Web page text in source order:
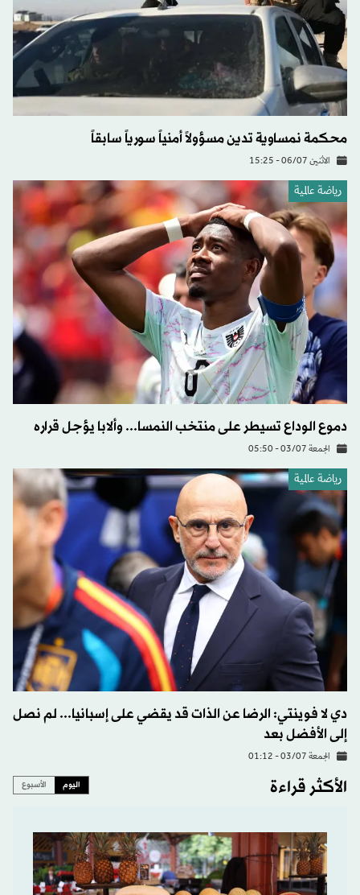
محكمة نمساوية تدين مسؤولاً أمنياً سورياً سابقاً
الاثنين 06/07 - 15:25
رياضة عالمية
دموع الوداع تسيطر على منتخب النمسا... وألابا يؤجل قراره
الجمعة 03/07 - 05:50
رياضة عالمية
دي لا فوينتي: الرضا عن الذات قد يقضي على إسبانيا... لم نصل
إلى الأفضل بعد
الجمعة 03/07 - 01:12
الأكثر قراءة اليوم الأسبوع